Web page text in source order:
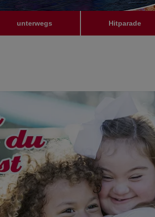
unterwegs Hitparade